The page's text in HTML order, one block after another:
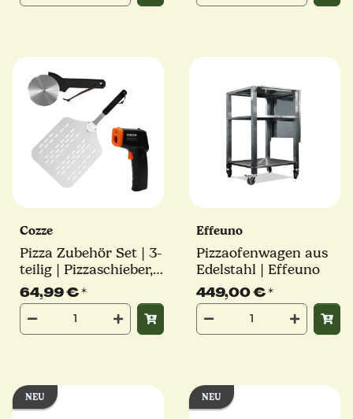
Cozze
Pizza Zubehör Set | 3-
teilig | Pizzaschieber,
Pizzaschneider &
Thermometer |
Starter-Kit | Cozze
64,99 €*
Effeuno
Pizzaofenwagen aus
Edelstahl | Effeuno
449,00 €*
NEU NEU